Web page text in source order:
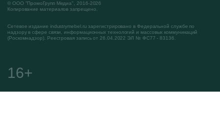
© ООО "ПромоГрупп Медиа", 2016-2026
Копирование материалов запрещено.
Сетевое издание industrymebel.ru зарегистрировано в Федеральной службе по
надзору в сфере связи, информационных технологий и массовых коммуникаций
(Роскомнадзор). Реестровая запись от 26.04.2022 ЭЛ № ФС77 - 83136.
16+